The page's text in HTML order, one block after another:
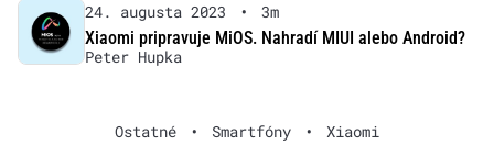
24. augusta 2023 •
3m
Xiaomi pripravuje MiOS. Nahradí MIUI alebo Android?
Peter Hupka
Ostatné • Smartfóny • Xiaomi